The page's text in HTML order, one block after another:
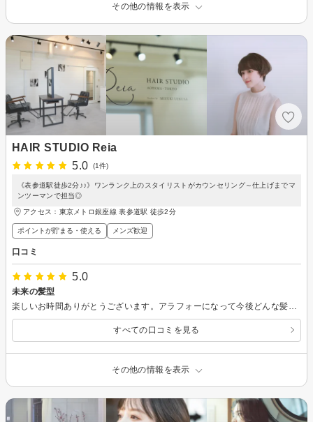
その他の情報を表示
HAIR STUDIO Reia
5.0
(1件)
《表参道駅徒歩2分♪♪》ワンランク上のスタイリストがカウンセリング～仕上げまでマ
ンツーマンで担当◎
アクセス：東京メトロ銀座線 表参道駅 徒歩2分
ポイントが貯まる・使える メンズ歓迎
口コミ
5.0
未来の髪型
すべての口コミを見る
その他の情報を表示